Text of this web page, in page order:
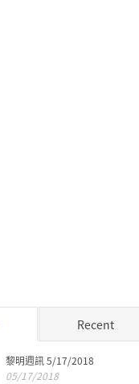
Recent
黎明週訊 5/17/2018
05/17/2018